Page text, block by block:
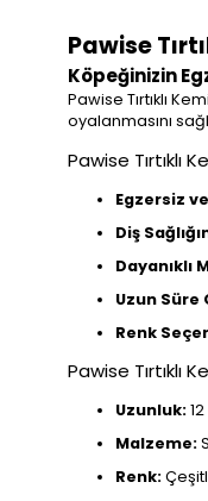
Pawise
Köpeğinizin
Pawise Tırtıklı
oyalanmasını
Pawise Tırtıklı
Egzersiz
Diş
Dayanıklı
Uzun Süre
Renk
Pawise Tırtıklı
Uzunluk:
Malzeme:
Renk: